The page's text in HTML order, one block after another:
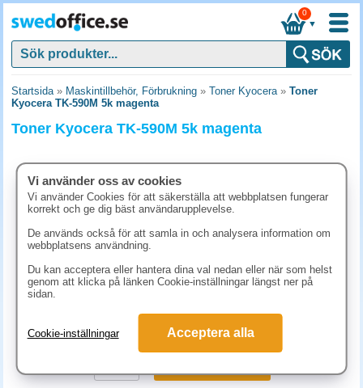
▼
0
Startsida» Maskintillbehör, Förbrukning » Toner Kyocera» Toner
Kyocera TK-590M 5k magenta
Toner Kyocera TK-590M 5k magenta
1947.50 kr (inkl. moms)
Vi använder oss av cookies
Vi använder Cookies för att säkerställa att webbplatsen fungerar
korrekt och ge dig bäst användarupplevelse.
De används också för att samla in och analysera information om
webbplatsens användning.
Du kan acceptera eller hantera dina val nedan eller när som helst
genom att klicka på länken Cookie-inställningar längst ner på
sidan.
Cookie-inställningar Acceptera alla